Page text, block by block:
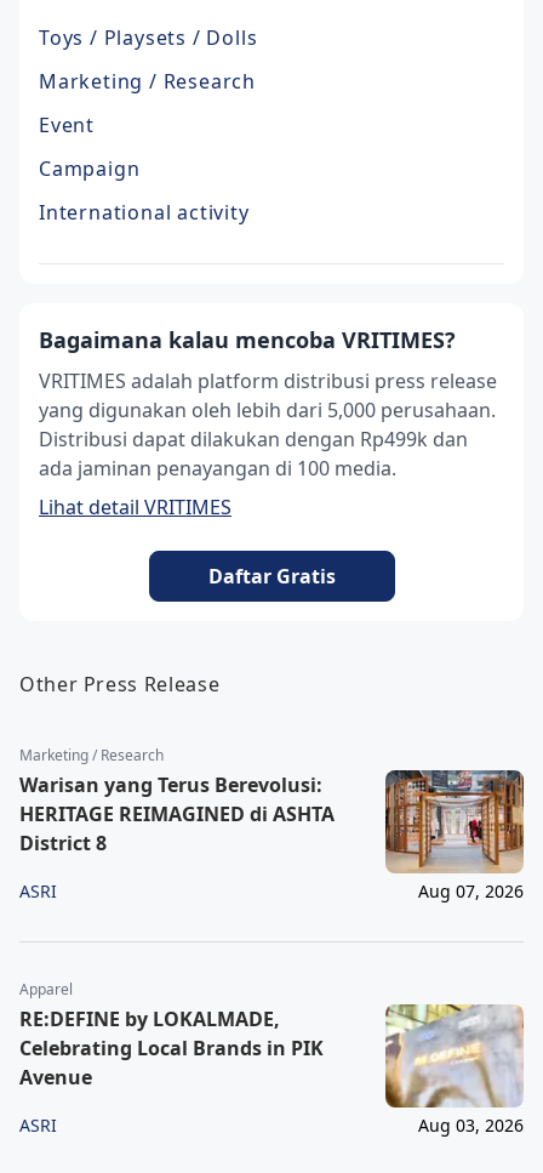
Toys / Playsets / Dolls
Marketing / Research
Event
Campaign
International activity
Bagaimana kalau mencoba VRITIMES?
VRITIMES adalah platform distribusi press release
yang digunakan oleh lebih dari 5,000 perusahaan.
Distribusi dapat dilakukan dengan Rp499k dan
ada jaminan penayangan di 100 media.
Lihat detail VRITIMES
Daftar Gratis
Other Press Release
Marketing / Research
Warisan yang Terus Berevolusi:
HERITAGE REIMAGINED di ASHTA
District 8
ASRI Aug 07, 2026
Apparel
RE:DEFINE by LOKALMADE,
Celebrating Local Brands in PIK
Avenue
ASRI Aug 03, 2026